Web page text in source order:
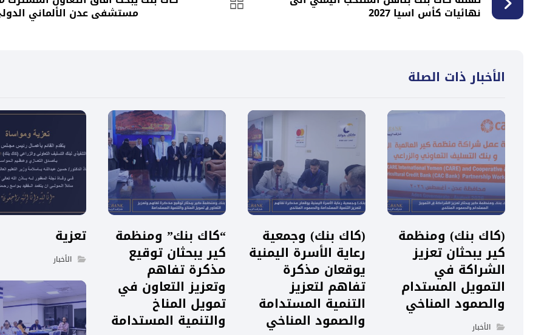
نهائيات كأس اسيا 2027 مستشفى عدن الألماني
الأخبار ذات الصلة
(كاك بنك) ومنظمة
كير يبحثان تعزيز
الشراكة في
التمويل المستدام
والصمود المناخي
الأخبار
(كاك بنك) وجمعية
رعاية الأسرة اليمنية
يوقعان مذكرة
تفاهم لتعزيز
التنمية المستدامة
والصمود المناخي
“كاك بنك” ومنظمة
كير يبحثان توقيع
مذكرة تفاهم
وتعزيز التعاون في
تمويل المناخ
والتنمية المستدامة
تعزية
الأخبار